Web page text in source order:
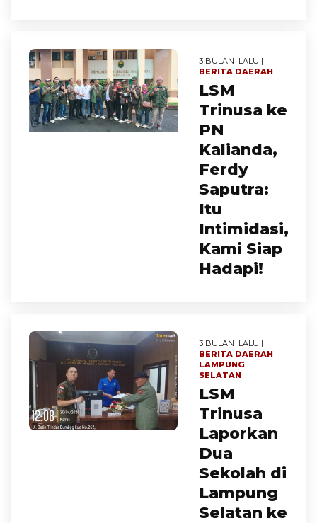
3 BULAN LALU |
BERITA DAERAH
LSM
Trinusa ke
PN
Kalianda,
Ferdy
Saputra:
Itu
Intimidasi,
Kami Siap
Hadapi!
3 BULAN LALU |
BERITA DAERAH
LAMPUNG
SELATAN
LSM
Trinusa
Laporkan
Dua
Sekolah di
Lampung
Selatan ke